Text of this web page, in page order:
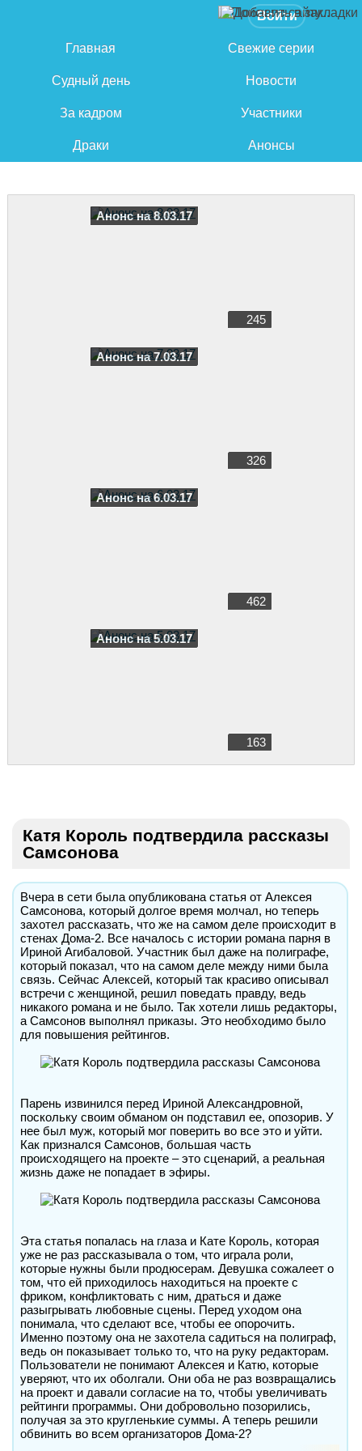
Войти
Главная Свежие серии
Судный день Новости
За кадром Участники
Драки Анонсы
Анонс на 8.03.17
245
Анонс на 7.03.17
326
Анонс на 6.03.17
462
Анонс на 5.03.17
163
Катя Король подтвердила рассказы
Самсонова
Вчера в сети была опубликована статья от Алексея
Самсонова, который долгое время молчал, но теперь
захотел рассказать, что же на самом деле происходит в
стенах Дома-2. Все началось с истории романа парня в
Ириной Агибаловой. Участник был даже на полиграфе,
который показал, что на самом деле между ними была
связь. Сейчас Алексей, который так красиво описывал
встречи с женщиной, решил поведать правду, ведь
никакого романа и не было. Так хотели лишь редакторы,
а Самсонов выполнял приказы. Это необходимо было
для повышения рейтингов.
Парень извинился перед Ириной Александровной,
поскольку своим обманом он подставил ее, опозорив. У
нее был муж, который мог поверить во все это и уйти.
Как признался Самсонов, большая часть
происходящего на проекте – это сценарий, а реальная
жизнь даже не попадает в эфиры.
Эта статья попалась на глаза и Кате Король, которая
уже не раз рассказывала о том, что играла роли,
которые нужны были продюсерам. Девушка сожалеет о
том, что ей приходилось находиться на проекте с
фриком, конфликтовать с ним, драться и даже
разыгрывать любовные сцены. Перед уходом она
понимала, что сделают все, чтобы ее опорочить.
Именно поэтому она не захотела садиться на полиграф,
ведь он показывает только то, что на руку редакторам.
Пользователи не понимают Алексея и Катю, которые
уверяют, что их оболгали. Они оба не раз возвращались
на проект и давали согласие на то, чтобы увеличивать
рейтинги программы. Они добровольно позорились,
получая за это кругленькие суммы. А теперь решили
обвинить во всем организаторов Дома-2?